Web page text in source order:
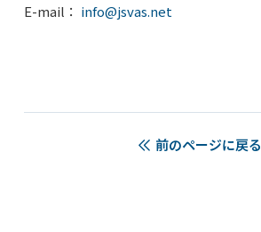
E-mail： info@jsvas.net
前のページに戻る